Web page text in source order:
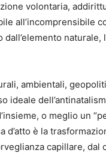
volontaria,
all’incomprensibile
naturale,
ambientali,
ideale
o meglio un
d’atto è la
capillare,